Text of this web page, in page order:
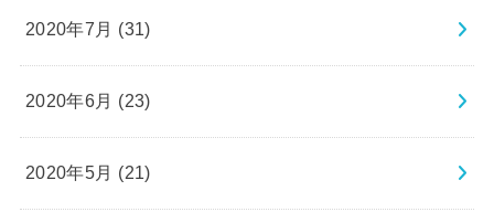
2020年7月 (31)
2020年6月 (23)
2020年5月 (21)